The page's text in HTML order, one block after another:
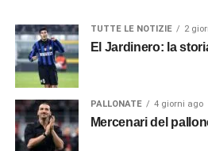
TUTTE LE NOTIZIE 2
El Jardinero: la
PALLONATE 4 giorni ago
Mercenari del